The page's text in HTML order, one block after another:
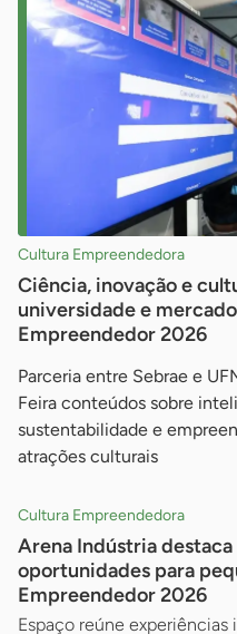
Cultura Empreendedora
Ciência, inovação e
universidade e
Empreendedor 2026
Parceria entre Sebrae e
Feira conteúdos sobre
sustentabilidade e
atrações culturais
Cultura Empreendedora
Arena Indústria
oportunidades para
Empreendedor 2026
Espaço reúne experiências